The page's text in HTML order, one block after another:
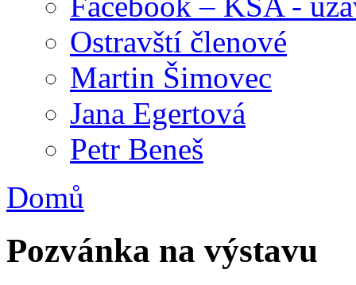
Ostravští členové
Martin Šimovec
Jana Egertová
Petr Beneš
Domů
Pozvánka na výstavu